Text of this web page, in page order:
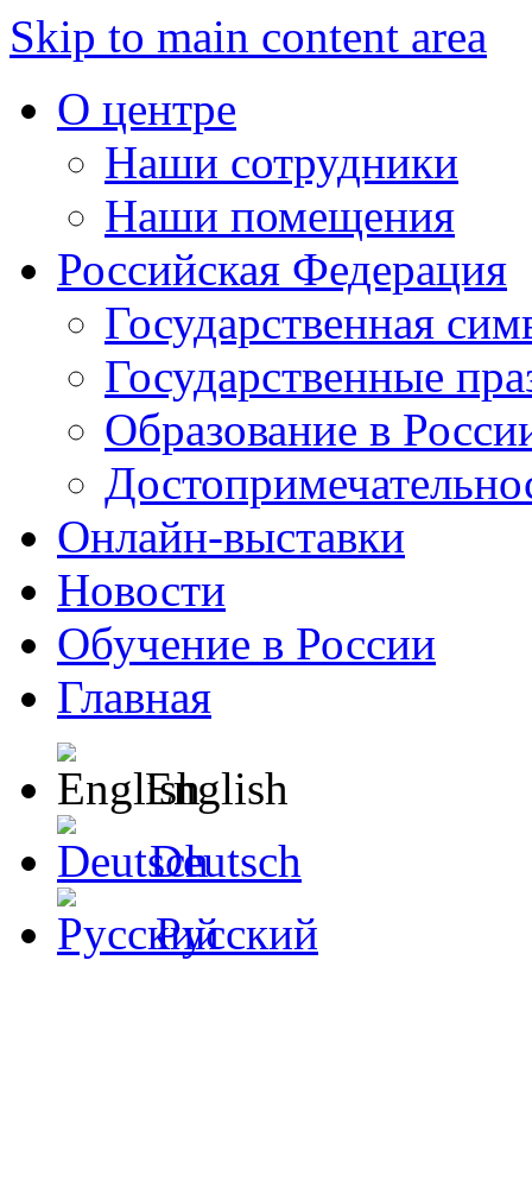
Skip to main content area
О центре
Наши сотрудники
Наши помещения
Российская Федерация
Государственная
Государственные
Образование в
Онлайн-выставки
Новости
Обучение в России
Главная
English
Deutsch
Русский